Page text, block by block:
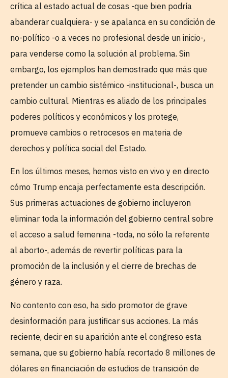
crítica al estado actual de cosas -que bien podría
abanderar cualquiera- y se apalanca en su condición de
no-político -o a veces no profesional desde un inicio-,
para venderse como la solución al problema. Sin
embargo, los ejemplos han demostrado que más que
pretender un cambio sistémico -institucional-, busca un
cambio cultural. Mientras es aliado de los principales
poderes políticos y económicos y los protege,
promueve cambios o retrocesos en materia de
derechos y política social del Estado.
En los últimos meses, hemos visto en vivo y en directo
cómo Trump encaja perfectamente esta descripción.
Sus primeras actuaciones de gobierno incluyeron
eliminar toda la información del gobierno central sobre
el acceso a salud femenina -toda, no sólo la referente
al aborto-, además de revertir políticas para la
promoción de la inclusión y el cierre de brechas de
género y raza.
No contento con eso, ha sido promotor de grave
desinformación para justificar sus acciones. La más
reciente, decir en su aparición ante el congreso esta
semana, que su gobierno había recortado 8 millones de
dólares en financiación de estudios de transición de